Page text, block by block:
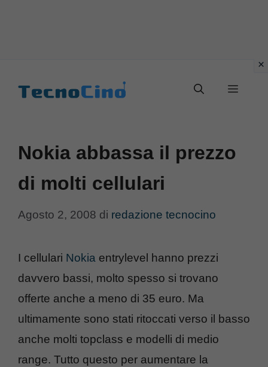
Menu
Nokia abbassa il prezzo
di molti cellulari
Agosto 2, 2008 di redazione tecnocino
I cellulari Nokia entrylevel hanno prezzi
davvero bassi, molto spesso si trovano
offerte anche a meno di 35 euro. Ma
ultimamente sono stati ritoccati verso il basso
anche molti topclass e modelli di medio
range. Tutto questo per aumentare la